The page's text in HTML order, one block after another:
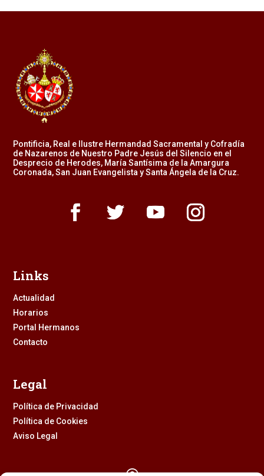
Pontificia, Real e Ilustre Hermandad Sacramental y Cofradía
de Nazarenos de Nuestro Padre Jesús del Silencio en el
Desprecio de Herodes, María Santísima de la Amargura
Coronada, San Juan Evangelista y Santa Ángela de la Cruz.
Links
Actualidad
Horarios
Portal Hermanos
Contacto
Legal
Política de Privacidad
Política de Cookies
Aviso Legal